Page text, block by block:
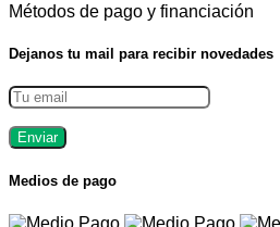
Métodos de pago y financiación
Dejanos tu mail para recibir novedades
Enviar
Medios de pago